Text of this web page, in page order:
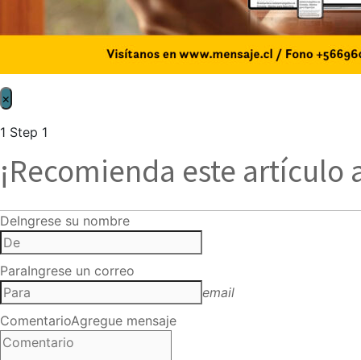
×
1 Step 1
¡Recomienda este artículo
DeIngrese su nombre
ParaIngrese un correo
email
ComentarioAgregue mensaje